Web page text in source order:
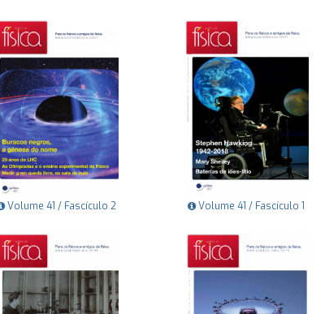
Volume 41 / Fascículo 2 Volume 41 / Fascículo 1